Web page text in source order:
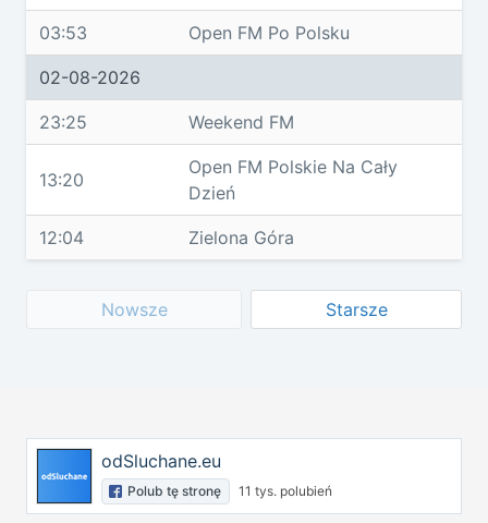
03:53 Open FM Po Polsku
02-08-2026
23:25 Weekend FM
13:20
Open FM Polskie Na Cały
Dzień
12:04 Zielona Góra
Nowsze Starsze
odSluchane.eu
Polub tę stronę 11 tys. polubień